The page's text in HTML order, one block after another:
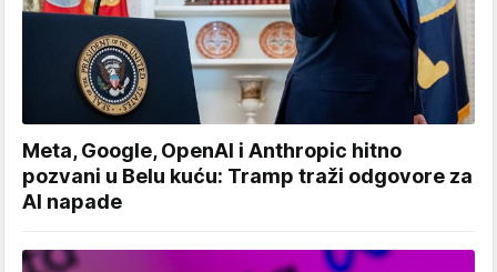
Meta, Google, OpenAI i Anthropic hitno
pozvani u Belu kuću: Tramp traži odgovore za
AI napade